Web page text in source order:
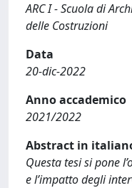
ARC I - Scuola di
delle Costruzioni
Data
20-dic-2022
Anno accademico
2021/2022
Abstract in
Questa tesi si pone
e l’impatto degli